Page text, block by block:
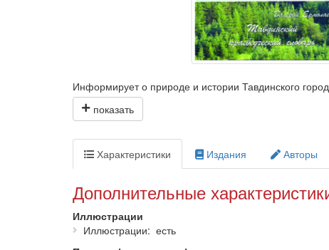
Информирует о природе и истории Тавдинского
Издан к 75-летию города Тавды (июль 2012 года).
Характеристики Издания Авторы
Дополнительные
Иллюстрации
Иллюстрации
есть